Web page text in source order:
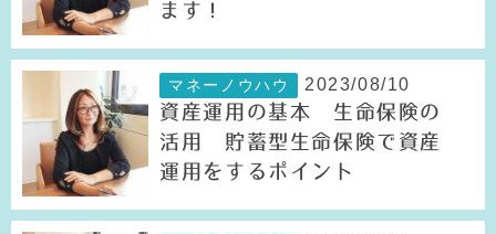
ます！
マネーノウハウ 2023/08/10
資産運用の基本 生命保険の
活用 貯蓄型生命保険で資産
運用をするポイント